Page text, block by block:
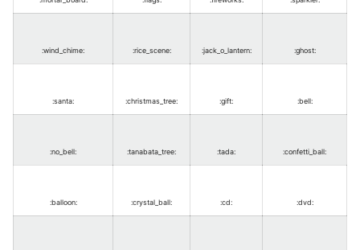
:wind_chime: :rice_scene: :jack_o_lantern: :ghost:
:santa: :christmas_tree: :gift: :bell:
:no_bell: :tanabata_tree: :tada: :confetti_ball:
:balloon: :crystal_ball: :cd: :dvd: